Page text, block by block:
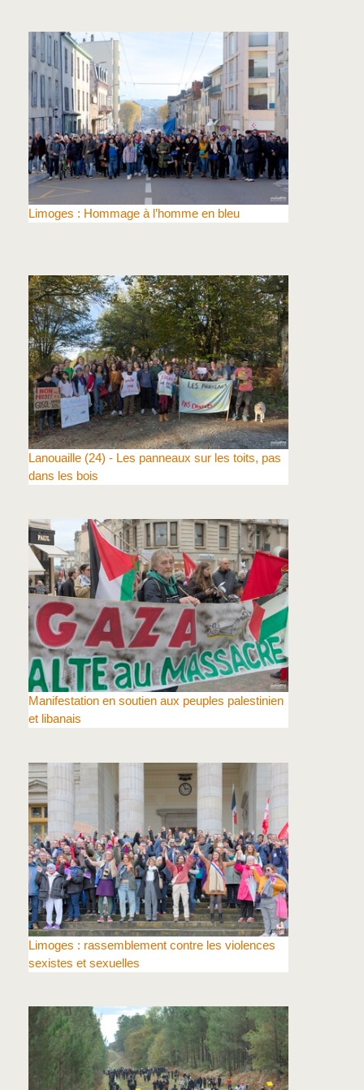
Limoges : Hommage à l’homme en bleu
Lanouaille (24) - Les panneaux sur les toits, pas
dans les bois
Manifestation en soutien aux peuples palestinien
et libanais
Limoges : rassemblement contre les violences
sexistes et sexuelles